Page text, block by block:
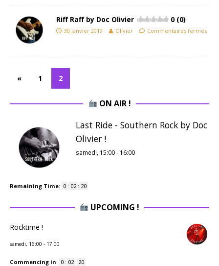
Riff Raff by Doc Olivier 0 (0)
30 janvier 2019 Olivier Commentaires fermés
« 1 2
ON AIR !
Last Ride - Southern Rock by Doc
Olivier !
samedi, 15:00- 16:00
Remaining Time: 0 : 02 : 19
UPCOMING !
Rocktime !
samedi, 16:00 - 17:00
Commencing in: 0 : 02 : 19